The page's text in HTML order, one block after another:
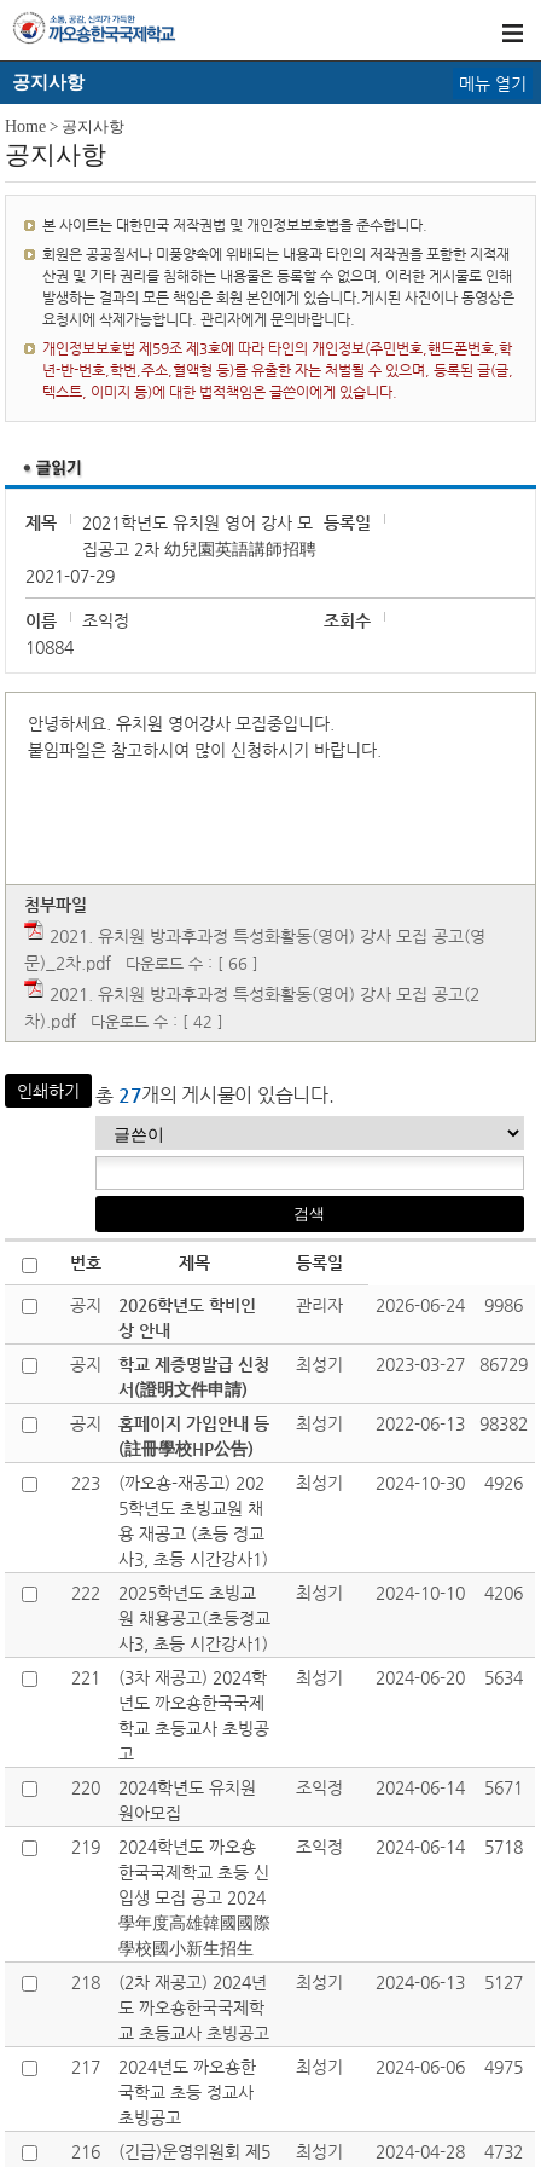
공지사항 메뉴 열기
Home > 공지사항
공지사항
본 사이트는 대한민국 저작권법 및 개인정보보호법을 준수합니다.
회원은 공공질서나 미풍양속에 위배되는 내용과 타인의 저작권을 포함한 지적재
산권 및 기타 권리를 침해하는 내용물은 등록할 수 없으며, 이러한 게시물로 인해
발생하는 결과의 모든 책임은 회원 본인에게 있습니다.게시된 사진이나 동영상은
요청시에 삭제가능합니다. 관리자에게 문의바랍니다.
개인정보보호법 제59조 제3호에 따라 타인의 개인정보(주민번호,핸드폰번호,학
년-반-번호,학번,주소,혈액형 등)를 유출한 자는 처벌될 수 있으며, 등록된 글(글,
텍스트, 이미지 등)에 대한 법적책임은 글쓴이에게 있습니다.
제목
2021학년도 유치원 영어 강사 모
집공고 2차 幼兒園英語講師招聘
등록일
2021-07-29
이름 조익정
조회수
10884
안녕하세요. 유치원 영어강사 모집중입니다.
붙임파일은 참고하시여 많이 신청하시기 바랍니다.
첨부파일
2021. 유치원 방과후과정 특성화활동(영어) 강사 모집 공고(영
문)_2차.pdf 다운로드 수 : [ 66 ]
2021. 유치원 방과후과정 특성화활동(영어) 강사 모집 공고(2
차).pdf 다운로드 수 : [ 42 ]
인쇄하기 총 27개의 게시물이 있습니다.
번호 제목 등록일
공지
2026학년도 학비인
상 안내
관리자 2026-06-24 9986
공지
학교 제증명발급 신청
서(證明文件申請)
최성기 2023-03-27 86729
공지
홈페이지 가입안내 등
(註冊學校HP公告)
최성기 2022-06-13 98382
223
(까오숑-재공고) 202
5학년도 초빙교원 채
용 재공고 (초등 정교
사3, 초등 시간강사1)
최성기 2024-10-30 4926
222
2025학년도 초빙교
원 채용공고(초등정교
사3, 초등 시간강사1)
최성기 2024-10-10 4206
221
(3차 재공고) 2024학
년도 까오숑한국국제
학교 초등교사 초빙공
고
최성기 2024-06-20 5634
220
2024학년도 유치원
원아모집
조익정 2024-06-14 5671
219
2024학년도 까오숑
한국국제학교 초등 신
입생 모집 공고 2024
學年度高雄韓國國際
學校國小新生招生
조익정 2024-06-14 5718
218
(2차 재공고) 2024년
도 까오숑한국국제학
교 초등교사 초빙공고
최성기 2024-06-13 5127
217
2024년도 까오숑한
국학교 초등 정교사
초빙공고
최성기 2024-06-06 4975
216 (긴급)운영위원회 제5 최성기 2024-04-28 4732